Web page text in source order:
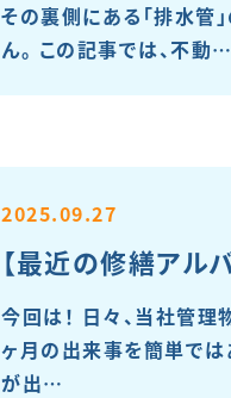
その裏側にある「排水管
ん。 この記事では、不動…
2025.09.27
【最近の修繕アルバ
今回は！ 日々、当社管理
ヶ月の出来事を簡単では
が出…